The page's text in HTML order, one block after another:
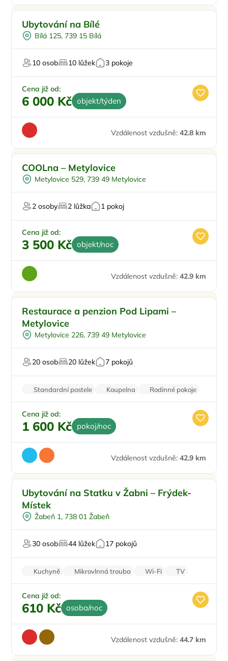
Ubytování na Bílé
Bílá 125, 739 15 Bílá
10 osob 10 lůžek 3 pokoje
Cena již od:
6 000 Kč objekt/týden
Vzdálenost vzdušně: 42.8 km
COOLna – Metylovice
Metylovice 529, 739 49 Metylovice
2 osoby 2 lůžka 1 pokoj
Cena již od:
3 500 Kč objekt/noc
Vzdálenost vzdušně: 42.9 km
Půjčení kol
Pro relaxaci
Pro svatby a oslavy
Restaurace a penzion Pod Lipami –
Metylovice
Metylovice 226, 739 49 Metylovice
20 osob 20 lůžek 7 pokojů
Standardní postele Koupelna
Rodinné pokoje
Trezor
Nekuřácký objekt
Cena již od:
1 600 Kč pokoj/noc
Vzdálenost vzdušně: 42.9 km
U lesa
Dlouhodobé pronájmy pro firmy
Ubytování na Statku v Žabni – Frýdek-
Místek
Žabeň 1, 738 01 Žabeň
30 osob 44 lůžek 17 pokojů
Kuchyně Mikrovlnná trouba Wi-Fi
TV
Sprchový kout
Cena již od:
610 Kč osoba/noc
Vzdálenost vzdušně: 44.7 km